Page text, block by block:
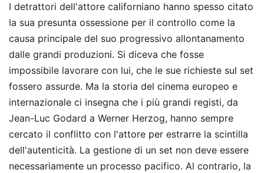
I detrattori dell'attore californiano hanno spesso citato
la sua presunta ossessione per il controllo come la
causa principale del suo progressivo allontanamento
dalle grandi produzioni. Si diceva che fosse
impossibile lavorare con lui, che le sue richieste sul set
fossero assurde. Ma la storia del cinema europeo e
internazionale ci insegna che i più grandi registi, da
Jean-Luc Godard a Werner Herzog, hanno sempre
cercato il conflitto con l'attore per estrarre la scintilla
dell'autenticità. La gestione di un set non deve essere
necessariamente un processo pacifico. Al contrario, la